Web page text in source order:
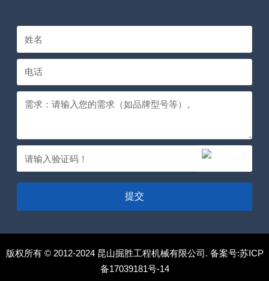
提交
版权所有 © 2012-2024 昆山掘胜工程机械有限公司. 备案号:苏ICP
备17039181号-14